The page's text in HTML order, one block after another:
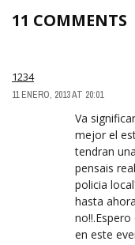
11 COMMENTS
1234
11 ENERO, 2013 AT 20:01
Va
mejor el
tendran
pensais
policia
hasta
en este